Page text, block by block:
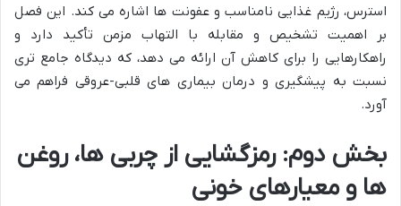
استرس، رژیم غذایی نامناسب و عفونت ها اشاره می کند. این فصل
بر اهمیت تشخیص و مقابله با التهاب مزمن تأکید دارد و
راهکارهایی را برای کاهش آن ارائه می دهد، که دیدگاه جامع تری
نسبت به پیشگیری و درمان بیماری های قلبی-عروقی فراهم می
آورد.
بخش دوم: رمزگشایی از چربی ها، روغن
ها و معیارهای خونی